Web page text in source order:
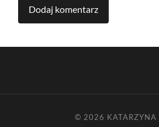
© 2026 KATARZYNA